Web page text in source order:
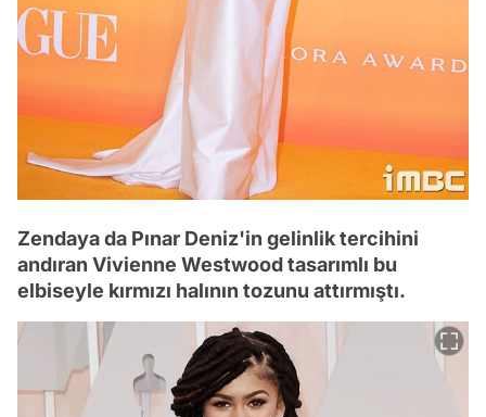
Zendaya da Pınar Deniz'in gelinlik tercihini
andıran Vivienne Westwood tasarımlı bu
elbiseyle kırmızı halının tozunu attırmıştı.